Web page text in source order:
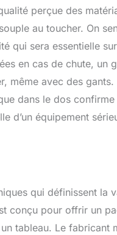
perçue des
au toucher. On
qui sera essentielle
en cas de chute, un
même avec des
dans le dos
d’un équipement
qui définissent la
conçu pour offrir un
tableau. Le fabricant